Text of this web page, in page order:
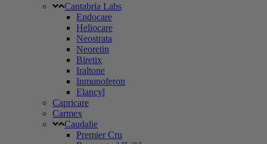
Cantabria Labs
Endocare
Heliocare
Neostrata
Neoretin
Biretix
Iraltone
Inmunoferon
Elancyl
Capricare
Carmex
Caudalie
Premier Cru